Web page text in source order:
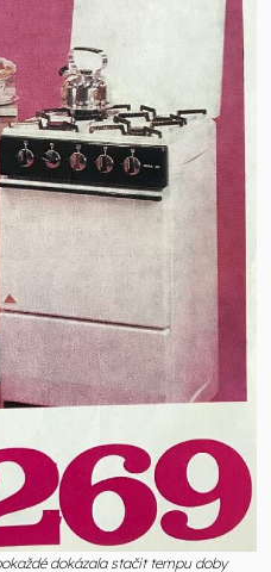
dokázala stačit tempu doby